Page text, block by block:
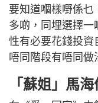
要知道嗰樣嘢係乜
多啲，同埋選擇一
性有必要花錢投資
唔同階段有唔同做
「蘇姐」馬